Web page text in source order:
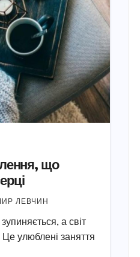
що
ЛЕВЧИН
а світ
улюблені заняття